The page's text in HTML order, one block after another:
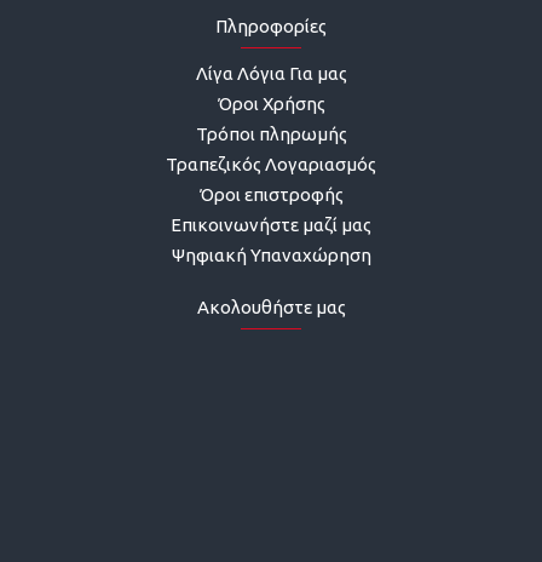
Πληροφορίες
Λίγα Λόγια Για μας
Όροι Χρήσης
Τρόποι πληρωμής
Τραπεζικός Λογαριασμός
Όροι επιστροφής
Επικοινωνήστε μαζί μας
Ψηφιακή Υπαναχώρηση
Ακολουθήστε μας